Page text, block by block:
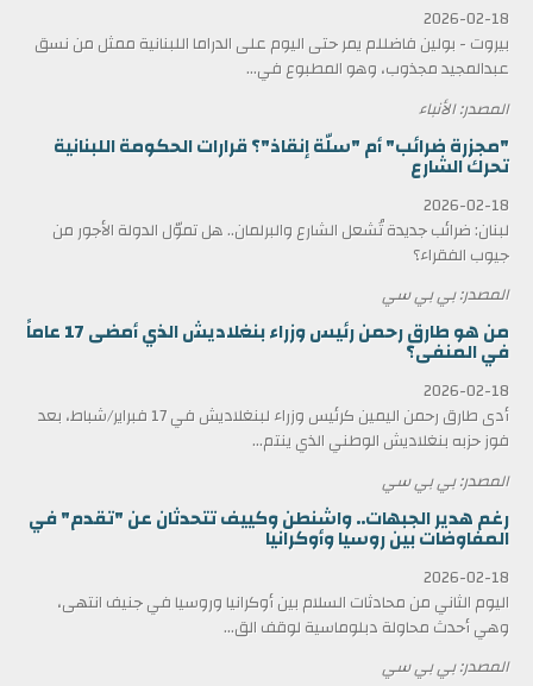
2026-02-18
بيروت - بولين فاضللم يمر حتى اليوم على الدراما اللبنانية ممثل من نسق
عبدالمجيد مجذوب، وهو المطبوع في...
المصدر: الأنباء
"مجزرة ضرائب" أم "سلّة إنقاذ"؟ قرارات الحكومة اللبنانية
تحرك الشارع
2026-02-18
لبنان: ضرائب جديدة تُشعل الشارع والبرلمان.. هل تموّل الدولة الأجور من
جيوب الفقراء؟
المصدر: بي بي سي
من هو طارق رحمن رئيس وزراء بنغلاديش الذي أمضى 17 عاماً
في المنفى؟
2026-02-18
أدى طارق رحمن اليمين كرئيس وزراء لبنغلاديش في 17 فبراير/شباط، بعد
فوز حزبه بنغلاديش الوطني الذي ينتم...
المصدر: بي بي سي
رغم هدير الجبهات.. واشنطن وكييف تتحدثان عن "تقدم" في
المفاوضات بين روسيا وأوكرانيا
2026-02-18
اليوم الثاني من محادثات السلام بين أوكرانيا وروسيا في جنيف انتهى،
وهي أحدث محاولة دبلوماسية لوقف الق...
المصدر: بي بي سي